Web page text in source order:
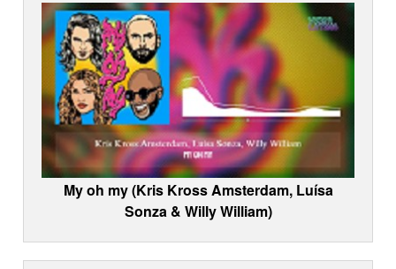
My oh my (Kris Kross Amsterdam, Luísa
Sonza & Willy William)